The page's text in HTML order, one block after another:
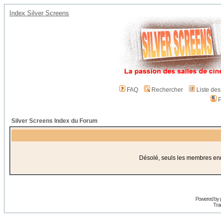
Index Silver Screens
FAQ Rechercher
Liste
Silver Screens Index du Forum
Désolé, seuls les membres
Powered by